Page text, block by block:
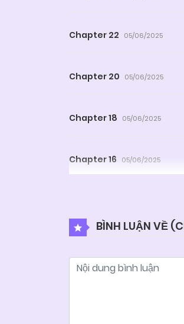
Chapter 22 05/06/2025
Chapter 20 05/06/2025
Chapter 18 05/06/2025
Chapter 16 05/06/2025
BÌNH LUẬN VỀ